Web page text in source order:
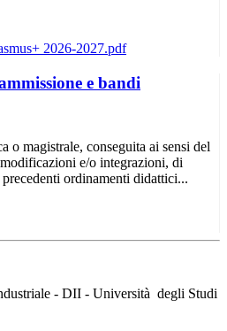
e bandi
o magistrale, conseguita ai sensi del
e/o integrazioni, di
ordinamenti didattici...
- DII - Università degli Studi